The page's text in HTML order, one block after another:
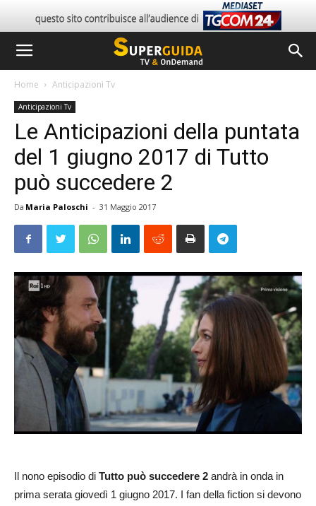
Home Anticipazioni Tv
Anticipazioni Tv
Le Anticipazioni della puntata
del 1 giugno 2017 di Tutto
può succedere 2
Da Maria Paloschi - 31 Maggio 2017
Il nono episodio di Tutto può succedere 2 andrà in onda in
prima serata giovedì 1 giugno 2017. I fan della fiction si devono